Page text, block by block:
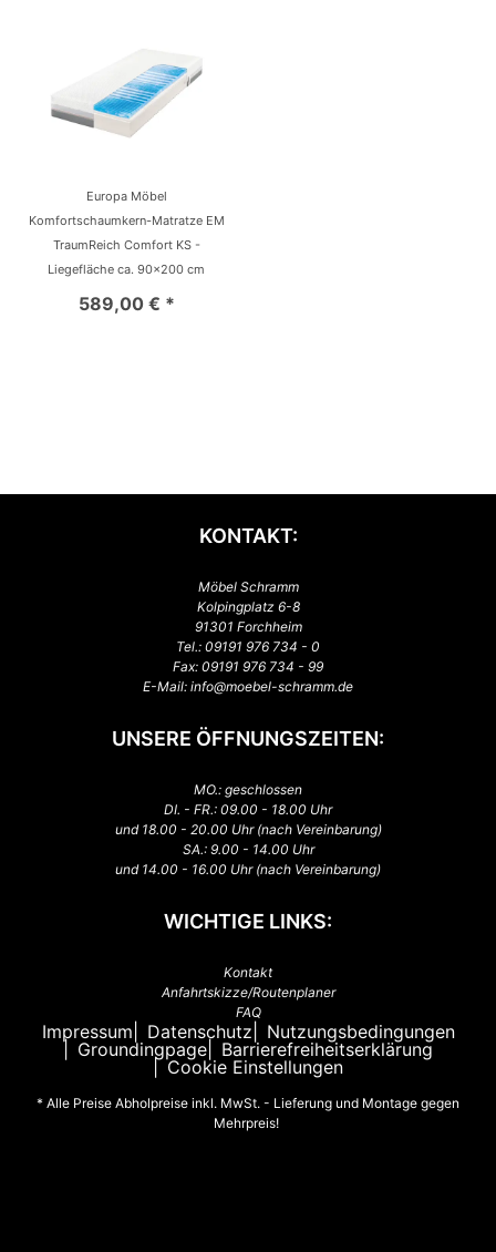
Europa Möbel
Komfortschaumkern-Matratze EM
TraumReich Comfort KS -
Liegefläche ca. 90x200 cm
589,00 € *
KONTAKT:
Möbel Schramm
Kolpingplatz 6-8
91301 Forchheim
Tel.: 09191 976 734 - 0
Fax: 09191 976 734 - 99
E-Mail: info@moebel-schramm.de
UNSERE ÖFFNUNGSZEITEN:
MO.: geschlossen
DI. - FR.: 09.00 - 18.00 Uhr
und 18.00 - 20.00 Uhr (nach Vereinbarung)
SA.: 9.00 - 14.00 Uhr
und 14.00 - 16.00 Uhr (nach Vereinbarung)
WICHTIGE LINKS:
Kontakt
Anfahrtskizze/Routenplaner
FAQ
Impressum Datenschutz
Nutzungsbedingungen
Groundingpage
Barrierefreiheitserklärung
Cookie Einstellungen
* Alle Preise Abholpreise inkl. MwSt. - Lieferung und Montage gegen
Mehrpreis!